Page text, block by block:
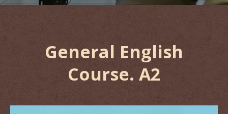
General English
Course. А2